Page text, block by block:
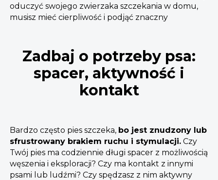
oduczyć swojego zwierzaka szczekania w domu,
musisz mieć cierpliwość i podjąć znaczny
Zadbaj o potrzeby psa:
spacer, aktywność i
kontakt
Bardzo często pies szczeka, bo jest znudzony lub
sfrustrowany brakiem ruchu i stymulacji. Czy
Twój pies ma codziennie długi spacer z możliwością
węszenia i eksploracji? Czy ma kontakt z innymi
psami lub ludźmi? Czy spędzasz z nim aktywny